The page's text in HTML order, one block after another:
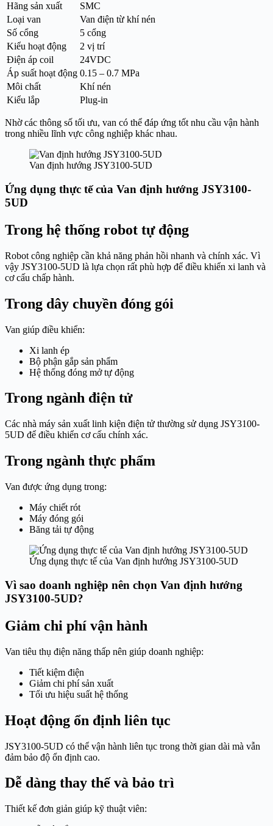
Hãng sản xuất
SMC
Loại van
Van điện từ khí nén
Số cổng
5 cổng
Kiểu hoạt động
2 vị trí
Điện áp coil
24VDC
Áp suất hoạt động 0.15 – 0.7 MPa
Môi chất
Khí nén
Kiểu lắp
Plug-in
Nhờ các thông số tối ưu, van có thể đáp ứng tốt nhu cầu vận hành
trong nhiều lĩnh vực công nghiệp khác nhau.
Van định hướng JSY3100-5UD
Ứng dụng thực tế của Van định hướng JSY3100-
5UD
Trong hệ thống robot tự động
Robot công nghiệp cần khả năng phản hồi nhanh và chính xác. Vì
vậy JSY3100-5UD là lựa chọn rất phù hợp để điều khiển xi lanh và
cơ cấu chấp hành.
Trong dây chuyền đóng gói
Van giúp điều khiển:
Xi lanh ép
Bộ phận gắp sản phẩm
Hệ thống đóng mở tự động
Trong ngành điện tử
Các nhà máy sản xuất linh kiện điện tử thường sử dụng JSY3100-
5UD để điều khiển cơ cấu chính xác.
Trong ngành thực phẩm
Van được ứng dụng trong:
Máy chiết rót
Máy đóng gói
Băng tải tự động
Ứng dụng thực tế của Van định hướng JSY3100-5UD
Vì sao doanh nghiệp nên chọn Van định hướng
JSY3100-5UD?
Giảm chi phí vận hành
Van tiêu thụ điện năng thấp nên giúp doanh nghiệp:
Tiết kiệm điện
Giảm chi phí sản xuất
Tối ưu hiệu suất hệ thống
Hoạt động ổn định liên tục
JSY3100-5UD có thể vận hành liên tục trong thời gian dài mà vẫn
đảm bảo độ ổn định cao.
Dễ dàng thay thế và bảo trì
Thiết kế đơn giản giúp kỹ thuật viên: